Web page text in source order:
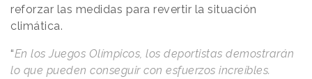
reforzar las medidas para revertir la situación
climática.
“En los Juegos Olímpicos, los deportistas demostrarán
lo que pueden conseguir con esfuerzos increíbles.